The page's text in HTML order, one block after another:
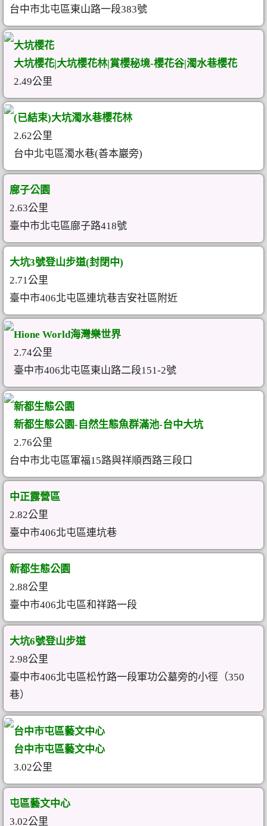
台中市北屯區東山路一段383號
大坑櫻花
大坑櫻花|大坑櫻花林|賞櫻秘境-櫻花谷|濁水巷櫻花
2.49公里
(已結束)大坑濁水巷櫻花林
2.62公里
台中北屯區濁水巷(善本巖旁)
廍子公園
2.63公里
臺中市北屯區廍子路418號
大坑3號登山步道(封閉中)
2.71公里
臺中市406北屯區連坑巷吉安社區附近
Hione World海灣樂世界
2.74公里
臺中市406北屯區東山路二段151-2號
新都生態公園
新都生態公園-自然生態魚群滿池-台中大坑
2.76公里
台中市北屯區軍福15路與祥順西路三段口
中正露營區
2.82公里
臺中市406北屯區連坑巷
新都生態公園
2.88公里
臺中市406北屯區和祥路一段
大坑6號登山步道
2.98公里
臺中市406北屯區松竹路一段軍功公墓旁的小徑（350
巷）
台中市屯區藝文中心
台中市屯區藝文中心
3.02公里
屯區藝文中心
3.02公里